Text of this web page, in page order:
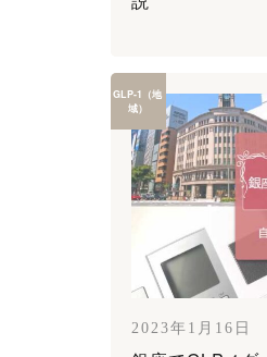
GLP-1（地
域）
2023年1月16日